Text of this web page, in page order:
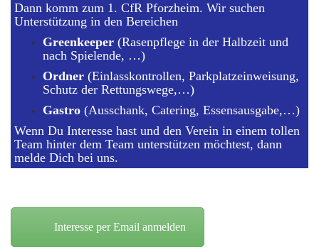
Dann komm zum 1. CfR Pforzheim. Wir suchen
Unterstützung in den Bereichen
Greenkeeper (Rasenpflege in der Halbzeit und
nach Spielende, …)
Ordner (Einlasskontrollen, Parkplatzeinweisung,
Schutz der Rettungswege,…)
Gastro (Ausschank, Catering, Essensausgabe,…)
Wenn Du Interesse hast und den Verein in einem tollen
Team hinter dem Team unterstützen möchtest, dann
melde Dich bei uns.
Interesse per Email anmelden